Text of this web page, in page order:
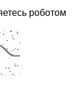
роботом